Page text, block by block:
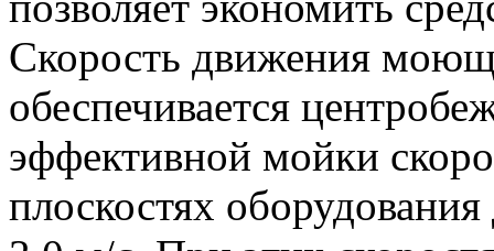
Скорость движения
обеспечивается
эффективной мойки
плоскостях